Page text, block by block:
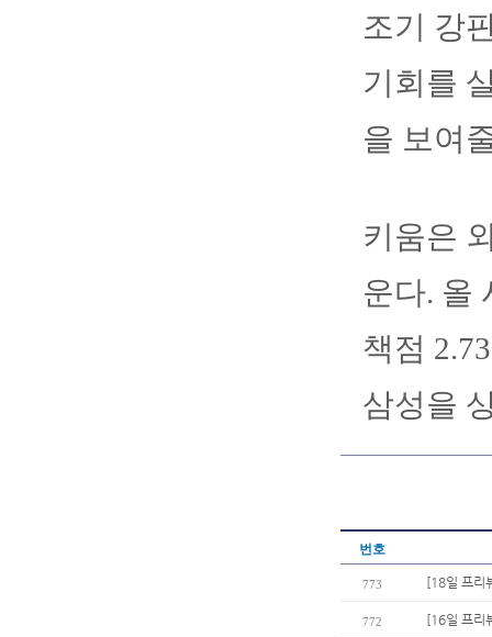
조기 강
기회를
을 보여
키움은
운다. 올
책점
삼성을
번호
773 [18일 프리
772 [16일 프리